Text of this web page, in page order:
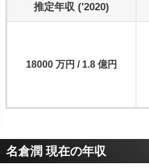
推定年収 ('2020)
18000 万円 / 1.8 億円
名倉潤 現在の年収